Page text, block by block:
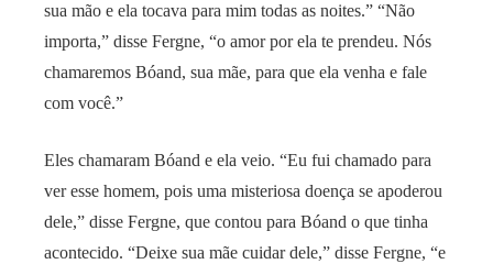
sua mão e ela tocava para mim todas as noites.” “Não
importa,” disse Fergne, “o amor por ela te prendeu. Nós
chamaremos Bóand, sua mãe, para que ela venha e fale
com você.”
Eles chamaram Bóand e ela veio. “Eu fui chamado para
ver esse homem, pois uma misteriosa doença se apoderou
dele,” disse Fergne, que contou para Bóand o que tinha
acontecido. “Deixe sua mãe cuidar dele,” disse Fergne, “e